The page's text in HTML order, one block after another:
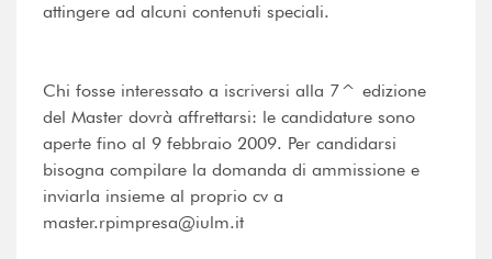
attingere ad alcuni contenuti speciali.
Chi fosse interessato a iscriversi alla 7^ edizione
del Master dovrà affrettarsi: le candidature sono
aperte fino al 9 febbraio 2009. Per candidarsi
bisogna compilare la domanda di ammissione e
inviarla insieme al proprio cv a
master.rpimpresa@iulm.it